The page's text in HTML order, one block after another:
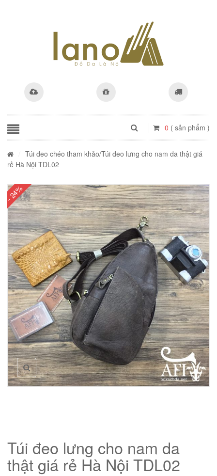
0 ( sản phẩm )
Túi đeo chéo tham khảo/Túi đeo lưng cho nam da thật giá
rẻ Hà Nội TDL02
- 24%
Túi đeo lưng cho nam da
thật giá rẻ Hà Nội TDL02